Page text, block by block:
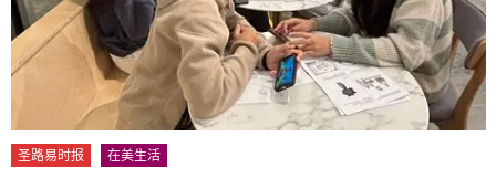
圣路易时报 在美生活